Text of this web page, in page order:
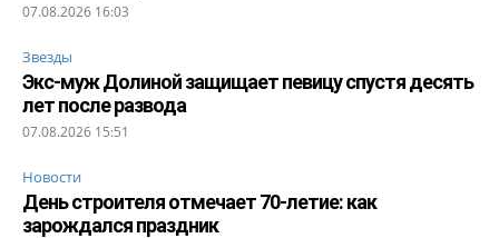
07.08.2026 16:03
Звезды
Экс-муж Долиной защищает певицу спустя десять
лет после развода
07.08.2026 15:51
Новости
День строителя отмечает 70-летие: как
зарождался праздник